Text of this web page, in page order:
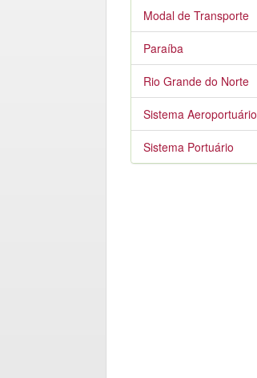
Modal de Transporte
Paraíba
Rio Grande do Norte
Sistema Aeroportuário
Sistema Portuário